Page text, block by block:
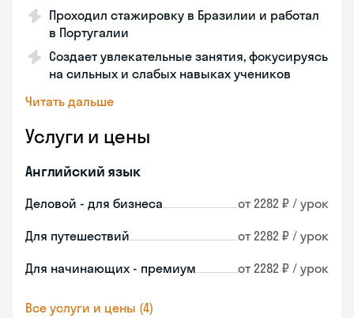
Проходил стажировку в Бразилии и работал
в Португалии
Создает увлекательные занятия, фокусируясь
на сильных и слабых навыках учеников
Читать дальше
Услуги и цены
Английский язык
Деловой - для бизнеса от 2282 ₽ / урок
Для путешествий от 2282 ₽ / урок
Для начинающих - премиум от 2282 ₽ / урок
Все услуги и цены (4)